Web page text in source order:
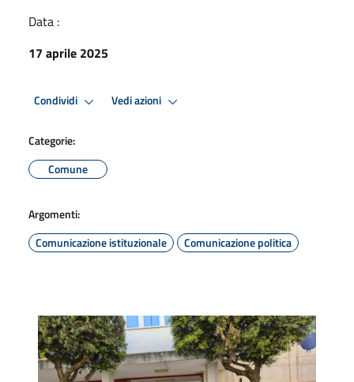
Data :
17 aprile 2025
Condividi Vedi azioni
Categorie:
Comune
Argomenti:
Comunicazione istituzionale
Comunicazione politica